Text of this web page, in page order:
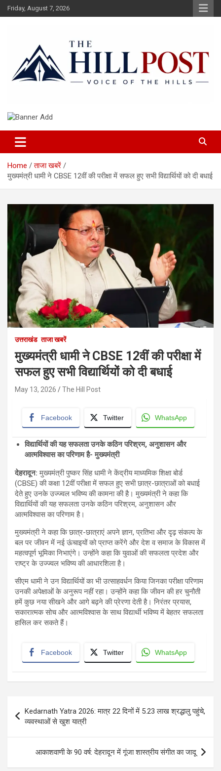
Skip
to
Friday, August 7, 2026
The Hillpost
Home
ताजा खबरें
मुख्यमंत्री धामी ने CBSE 12वीं की परीक्षा में सफल हुए सभी विद्यार्थियों को दी बधाई
उत्तराखंड ताजा खबरें
मुख्यमंत्री धामी ने CBSE 12वीं की परीक्षा में
सफल हुए सभी विद्यार्थियों को दी बधाई
May 13, 2026 The Hill Post
Facebook Twitter WhatsApp
विद्यार्थियों की यह सफलता उनके कठिन परिश्रम, अनुशासन और
आत्मविश्वास का परिणाम है- मुख्यमंत्री
देहरादून: मुख्यमंत्री पुष्कर सिंह धामी ने केंद्रीय माध्यमिक शिक्षा बोर्ड
(CBSE) की कक्षा 12वीं परीक्षा में सफल हुए सभी छात्र-छात्राओं को बधाई
देते हुए उनके उज्ज्वल भविष्य की कामना की है। मुख्यमंत्री ने कहा कि
विद्यार्थियों की यह सफलता उनके कठिन परिश्रम, अनुशासन और
आत्मविश्वास का परिणाम है।
मुख्यमंत्री ने कहा कि छात्र-छात्राएं अपने ज्ञान, प्रतिभा और दृढ़ संकल्प के
बल पर जीवन में नई ऊंचाइयों को प्राप्त करेंगे और देश व समाज के विकास में
महत्वपूर्ण भूमिका निभाएंगे। उन्होंने कहा कि युवाओं की सफलता प्रदेश और
राष्ट्र के उज्ज्वल भविष्य की आधारशिला है।
सीएम धामी ने उन विद्यार्थियों का भी उत्साहवर्धन किया जिनका परीक्षा परिणाम
उनकी अपेक्षाओं के अनुरूप नहीं रहा। उन्होंने कहा कि जीवन की हर चुनौती
हमें कुछ नया सीखने और आगे बढ़ने की प्रेरणा देती है। निरंतर प्रयास,
सकारात्मक सोच और आत्मविश्वास के साथ विद्यार्थी भविष्य में बेहतर सफलता
हासिल कर सकते हैं।
Facebook Twitter WhatsApp
navigation
Kedarnath Yatra 2026: मात्र 22 दिनों में 5.23 लाख श्रद्धालु पहुंचे,
व्यवस्थाओं से खुश यात्री
आकाशवाणी के 90 वर्ष: देहरादून में गूंजा शास्त्रीय संगीत का जादू